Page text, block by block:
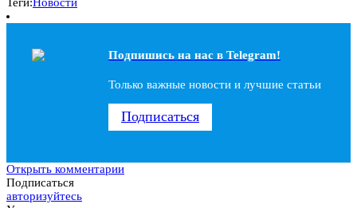
Подпишись на наc в Telegram!
Только важные новости и лучшие статьи
Подписаться
Открыть комментарии
Подписаться
авторизуйтесь